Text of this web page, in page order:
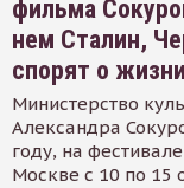
фильма
нем Сталин,
спорят о жизни
Министерство
Александра
году, на
Москве с 10 по 15